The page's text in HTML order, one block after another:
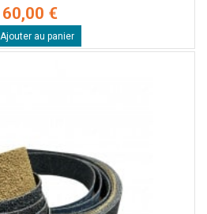
60,00 €
Ajouter au panier